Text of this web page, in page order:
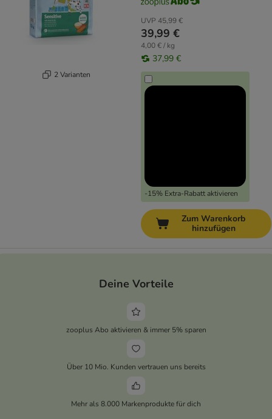
2 Varianten
UVP 45,99 €
39,99 €
4,00 € / kg
37,99 €
-15% Extra-Rabatt aktivieren
Zum Warenkorb
hinzufügen
Deine Vorteile
zooplus Abo aktivieren & immer 5% sparen
Über 10 Mio. Kunden vertrauen uns bereits
Mehr als 8.000 Markenprodukte für dich